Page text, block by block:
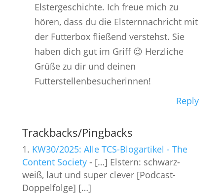
Elstergeschichte. Ich freue mich zu
hören, dass du die Elsternnachricht mit
der Futterbox fließend verstehst. Sie
haben dich gut im Griff 😉 Herzliche
Grüße zu dir und deinen
Futterstellenbesucherinnen!
Reply
Trackbacks/Pingbacks
KW30/2025: Alle TCS-Blogartikel - The
Content Society- […] Elstern: schwarz-
weiß, laut und super clever [Podcast-
Doppelfolge] […]